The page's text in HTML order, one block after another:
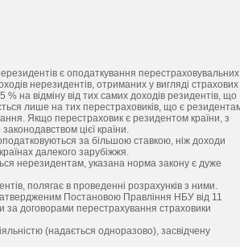
є оподаткування перестраховувальних
нерезидентів, отриманих у вигляді страхових
на відміну від тих самих доходів резидентів, що
лише на тих перестраховиків, що є
Якщо перестраховик є резидентом країни, з
цієї країни.
за більшою ставкою, ніж доходи
далекого зарубіжжя.
нерезидентам, указана норма закону є дуже
полягає в проведенні розрахунків з ними.
Постановою Правління НБУ від 11
за договорами перестрахування страховики
(надається одноразово), засвідчену